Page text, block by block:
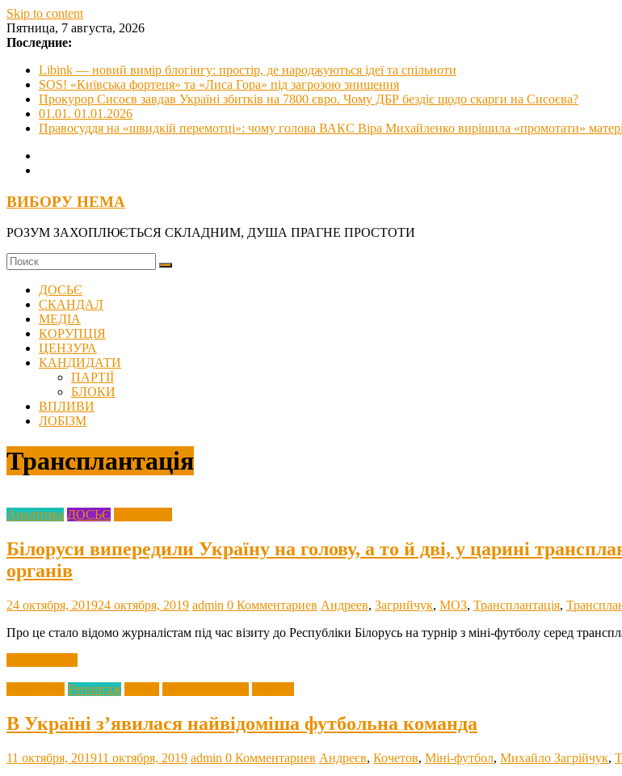
Skip to content
Пятница, 7 августа, 2026
Последние:
Libink — новий вимір блогінгу: простір, де народжуються ідеї та спільноти
SOS! «Київська фортеця» та «Лиса Гора» під загрозою знищення
Прокурор Сисоєв завдав Україні збитків на 7800 євро. Чому ДБР бездіє щодо скарги на Сисоєва?
01.01. 01.01.2026
Правосуддя на «швидкій перемотці»: чому голова ВАКС Віра Михайленко вирішила «промотати»
ВИБОРУ НЕМА
РОЗУМ ЗАХОПЛЮЄТЬСЯ СКЛАДНИМ, ДУША ПРАГНЕ ПРОСТОТИ
ДОСЬЄ
СКАНДАЛ
МЕДІА
КОРУПЦІЯ
ЦЕНЗУРА
КАНДИДАТИ
ПАРТІЇ
БЛОКИ
ВПЛИВИ
ЛОБІЗМ
Трансплантація
Аналітика ДОСЬЄ
Білоруси випередили Україну на голову, а то й дві, у царині
органів
24 октября, 201924 октября, 2019 admin 0 Комментариев Андреев, Загрийчук, МОЗ, Трансплантація,
Про це стало відомо журналістам під час візиту до Республіки Білорусь на турнір з міні-футболу серед
Репортаж
В Україні з’явилася найвідоміша футбольна команда
11 октября, 201911 октября, 2019 admin 0 Комментариев Андреєв, Кочетов, Міні-футбол, Михайло Загрійчук,